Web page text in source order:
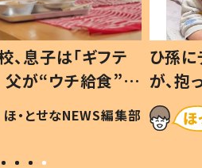
息子は「ギフテ
父が“ウチ給食”を
由とは #令和の親
ほ・とせなNEWS編集部
ひ孫
が、
「涙が
い」